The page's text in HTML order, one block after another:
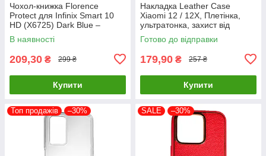
Чохол-книжка Florence
Protect для Infinix Smart 10
HD (X6725) Dark Blue –
стильний та надійний захист
смартфона з магнітно
В наявності
209,30 ₴ 299 ₴
Купити
Накладка Leather Case
Xiaomi 12 / 12X, Плетінка,
ультратонка, захист від
подряпин і пилу
Готово до відправки
179,90 ₴ 257 ₴
Купити
Топ продажів –30% SALE –30%